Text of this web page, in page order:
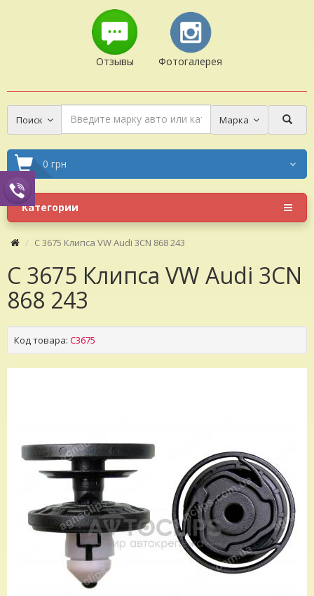
Отзывы Фотогалерея
Поиск Марка
0 грн
Категории
C 3675 Клипса VW Audi 3CN 868 243
C 3675 Клипса VW Audi 3CN
868 243
Код товара: C3675